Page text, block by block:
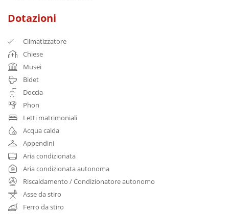
Dotazioni
Climatizzatore
Chiese
Musei
Bidet
Doccia
Phon
Letti matrimoniali
Acqua calda
Appendini
Aria condizionata
Aria condizionata autonoma
Riscaldamento / Condizionatore autonomo
Asse da stiro
Ferro da stiro